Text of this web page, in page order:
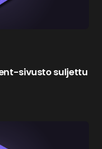
sivusto suljettu